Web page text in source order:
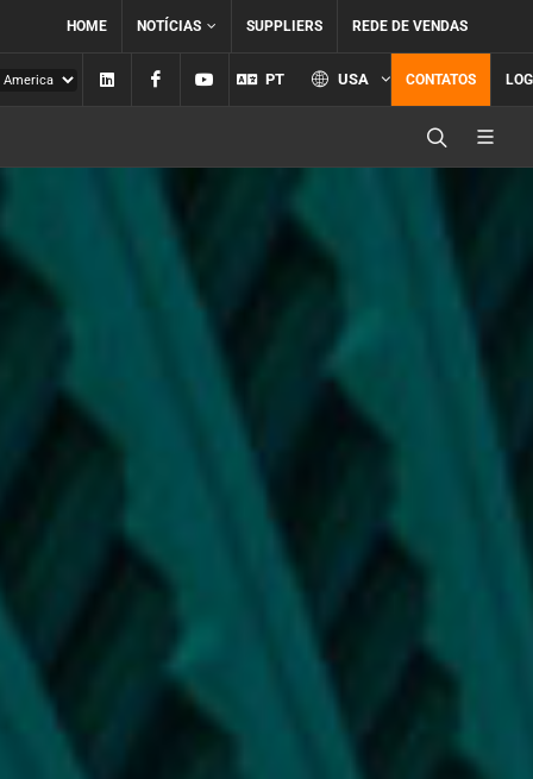
HOME NOTÍCIAS SUPPLIERS REDE DE VENDAS
Linkedin FacebookYouTube
PT USA CONTATOS